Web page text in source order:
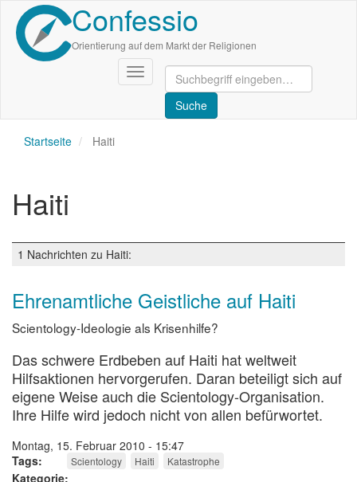
Direkt
zum
Inhalt
Confessio
Orientierung auf dem Markt der Religionen
Navigation
aktivieren/deaktivieren
Startseite Haiti
Haiti
1 Nachrichten zu Haiti:
Ehrenamtliche Geistliche auf Haiti
Scientology-Ideologie als Krisenhilfe?
Das schwere Erdbeben auf Haiti hat weltweit
Hilfsaktionen hervorgerufen. Daran beteiligt sich auf
eigene Weise auch die Scientology-Organisation.
Ihre Hilfe wird jedoch nicht von allen befürwortet.
Montag, 15. Februar 2010 - 15:47
Tags
Scientology Haiti Katastrophe
Kategorie